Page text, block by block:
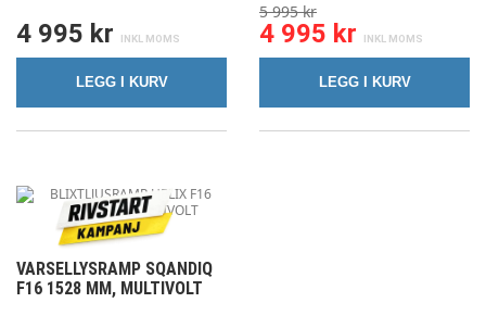
4 995 kr
LEGG I KURV
5 995 kr
4 995 kr
LEGG I KURV
VARSELLYSRAMP SQANDIQ
F16 1528 MM, MULTIVOLT